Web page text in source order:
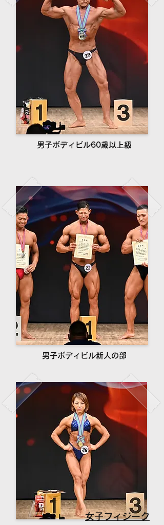
男子ボディビル60歳以上級
男子ボディビル新人の部
女子フィジーク